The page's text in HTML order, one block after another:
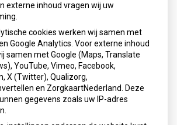
aanvragen
externe inhoud vragen wij uw
cookies werken wij samen met
Google Analytics. Voor externe inhoud
samen met Google (Maps, Translate
YouTube, Vimeo, Facebook,
X (Twitter), Qualizorg,
en ZorgkaartNederland. Deze
gegevens zoals uw IP-adres